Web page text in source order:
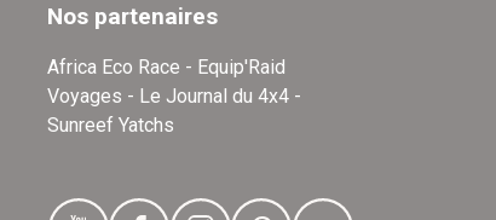
Nos partenaires
Africa Eco Race - Equip'Raid
Voyages - Le Journal du 4x4 -
Sunreef Yatchs